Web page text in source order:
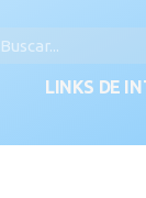
LINKS DE